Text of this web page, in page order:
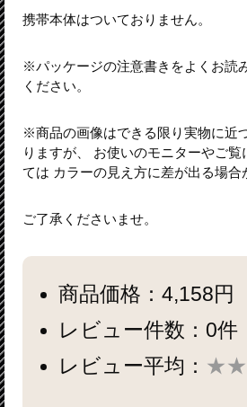
携帯本体はついておりません。
※パッケージの注意書きをよくお読
ください。
※商品の画像はできる限り実物に近
りますが、 お使いのモニターやご
ては カラーの見え方に差が出る場合
ご了承くださいませ。
商品価格：4,158円
レビュー件数：0件
レビュー平均：